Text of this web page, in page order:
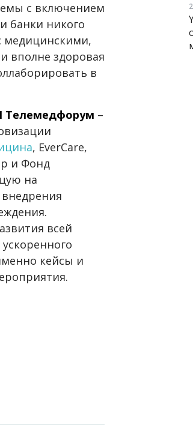
с включением
банки никого
медицинскими,
вполне здоровая
в
Телемедфорум –
, EverCare,
и Фонд
на
всей
кейсы и